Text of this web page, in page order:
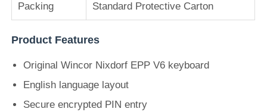
Όλες οι περιπτώσεις
Ζητήστε ένα απόσπασμα
Packing Standard Protective Carton
Product Features
Original Wincor Nixdorf EPP V6 keyboard
English language layout
Secure encrypted PIN entry